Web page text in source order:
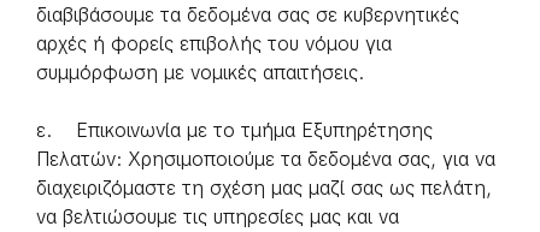
διαβιβάσουμε τα δεδομένα σας σε κυβερνητικές
αρχές ή φορείς επιβολής του νόμου για
συμμόρφωση με νομικές απαιτήσεις.
ε. Επικοινωνία με το τμήμα Εξυπηρέτησης
Πελατών: Χρησιμοποιούμε τα δεδομένα σας, για να
διαχειριζόμαστε τη σχέση μας μαζί σας ως πελάτη,
να βελτιώσουμε τις υπηρεσίες μας και να